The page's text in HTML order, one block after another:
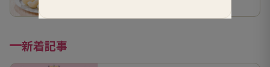
新着記事